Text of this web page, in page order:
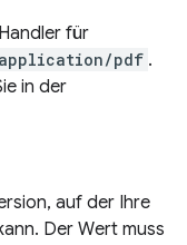
für
application/pdf .
in der
auf der Ihre
Der Wert muss